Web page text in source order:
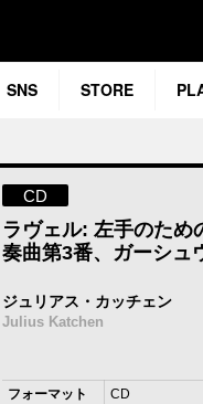
SNS STORE
CD
ラヴェル: 左手のため
奏曲第3番、ガーシュ
ジュリアス・カッチェン
Julius Katchen
フォーマット
CD